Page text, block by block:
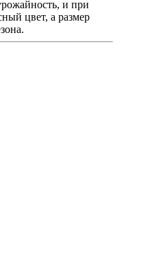
и при
цвет, а размер